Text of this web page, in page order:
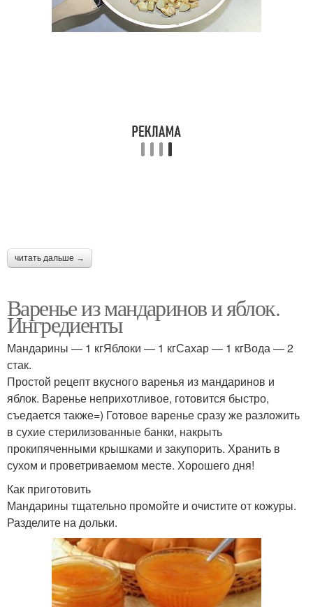
читать дальше →
Варенье из мандаринов и яблок.
Ингредиенты
Мандарины — 1 кгЯблоки — 1 кгСахар — 1 кгВода — 2
стак.
Простой рецепт вкусного варенья из мандаринов и
яблок. Варенье неприхотливое, готовится быстро,
съедается также=) Готовое варенье сразу же разложить
в сухие стерилизованные банки, накрыть
прокипяченными крышками и закупорить. Хранить в
сухом и проветриваемом месте. Хорошего дня!
Как приготовить
Мандарины тщательно промойте и очистите от кожуры.
Разделите на дольки.